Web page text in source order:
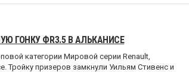
ГОНКУ ФR3.5 В АЛЬКАНИСЕ
категории Мировой серии Renault,
Тройку призеров замкнули Уильям Стивенс и